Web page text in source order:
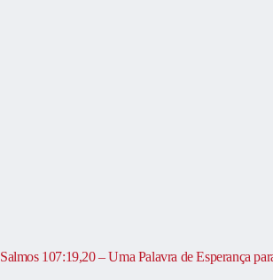
Salmos 107:19,20 – Uma Palavra de Esperança